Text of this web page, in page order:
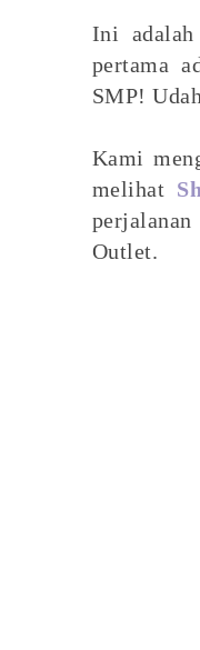
Ini adalah
pertama
SMP!
Kami
melihat
Outlet.